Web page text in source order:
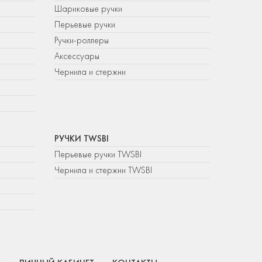
Шариковые ручки
Перьевые ручки
Ручки-роллеры
Аксессуары
Чернила и стержни
РУЧКИ TWSBI
Перьевые ручки TWSBI
Чернила и стержни TWSBI